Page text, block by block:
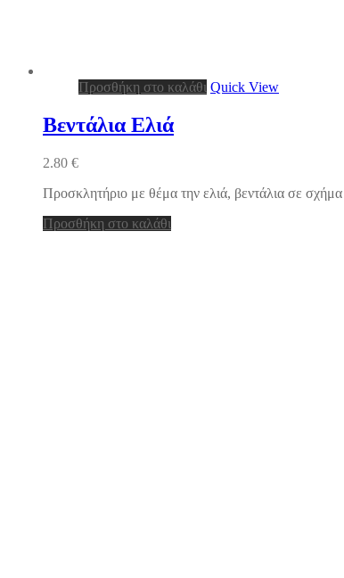
Προσθήκη στο καλάθι Quick View
Βεντάλια Ελιά
2.80 €
Προσκλητήριο με θέμα την ελιά, βεντάλια σε
Προσθήκη στο καλάθι